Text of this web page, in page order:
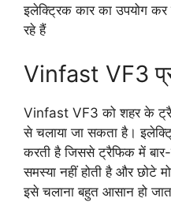
इलेक्ट्रिक कार का उपयोग कर
रहे हैं
Vinfast VF3
Vinfast VF3 को शहर के
से चलाया जा सकता है।
करती है जिससे ट्रैफिक में
समस्या नहीं होती है और छोटे
इसे चलाना बहुत आसान हो